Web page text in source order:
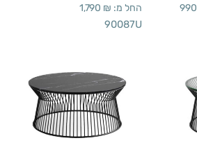
990 החל מ: 1,790 ₪
90087U